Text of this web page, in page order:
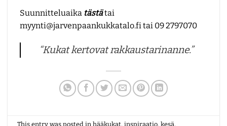
Suunnitteluaika tästätai
myynti@jarvenpaankukkatalo.fi tai 09 2797070
“Kukat kertovat rakkaustarinanne.”
This entry was posted inhääkukat,inspiraatio,kesä,